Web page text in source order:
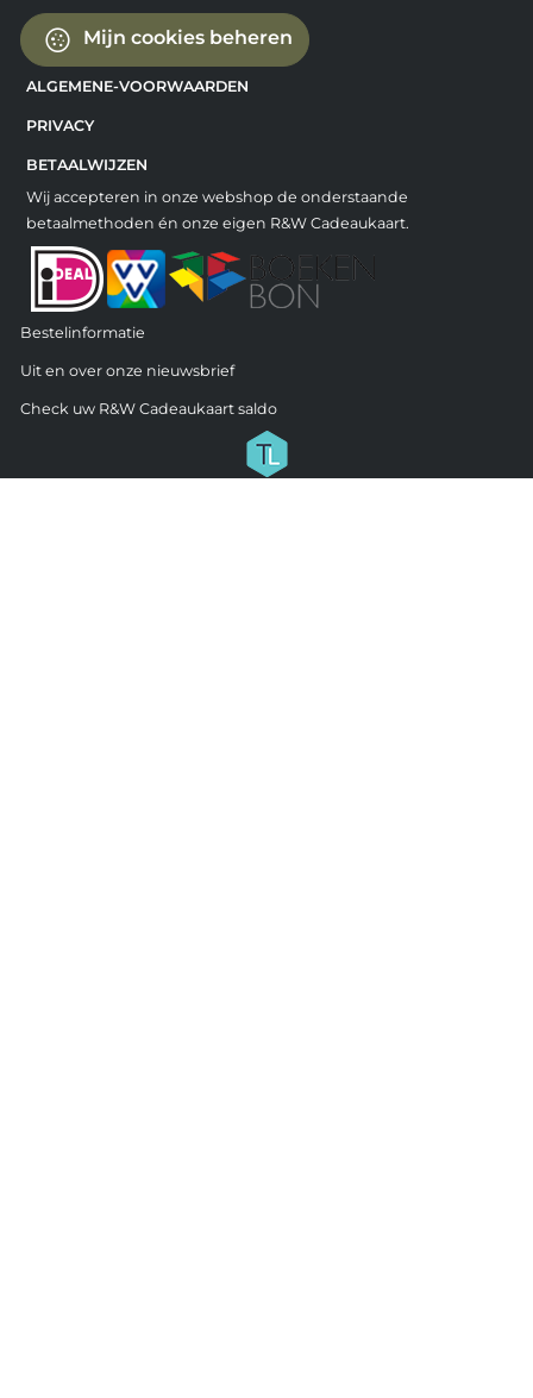
Mijn cookies beheren
ALGEMENE-VOORWAARDEN
PRIVACY
BETAALWIJZEN
Wij accepteren in onze webshop de onderstaande
betaalmethoden én onze eigen R&W Cadeaukaart.
Bestelinformatie
Uit en over onze nieuwsbrief
Check uw R&W Cadeaukaart saldo